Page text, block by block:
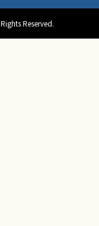
Reserved.